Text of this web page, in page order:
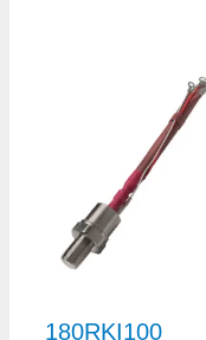
180RKI100